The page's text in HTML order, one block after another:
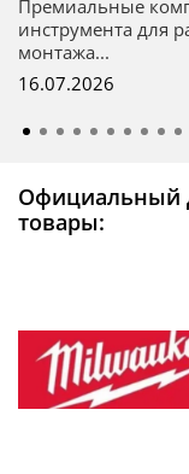
Премиальные
инструмента для
монтажа...
16.07.2026
Официальный
товары: